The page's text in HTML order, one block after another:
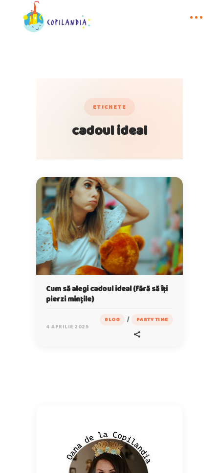
ETICHETE
cadoul ideal
Cum să alegi cadoul ideal (fără să îți
pierzi mințile)
4 APRILIE 2025
BLOG / PARTY TIME